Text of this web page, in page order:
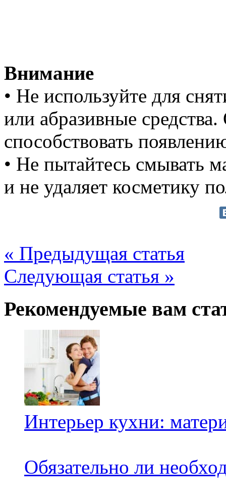
Внимание
• Не используйте для
или абразивные
способствовать
• Не пытайтесь смывать
и не удаляет косметику
« Предыдущая статья
Следующая статья »
Рекомендуемые вам
Интерьер кухни:
Обязательно ли